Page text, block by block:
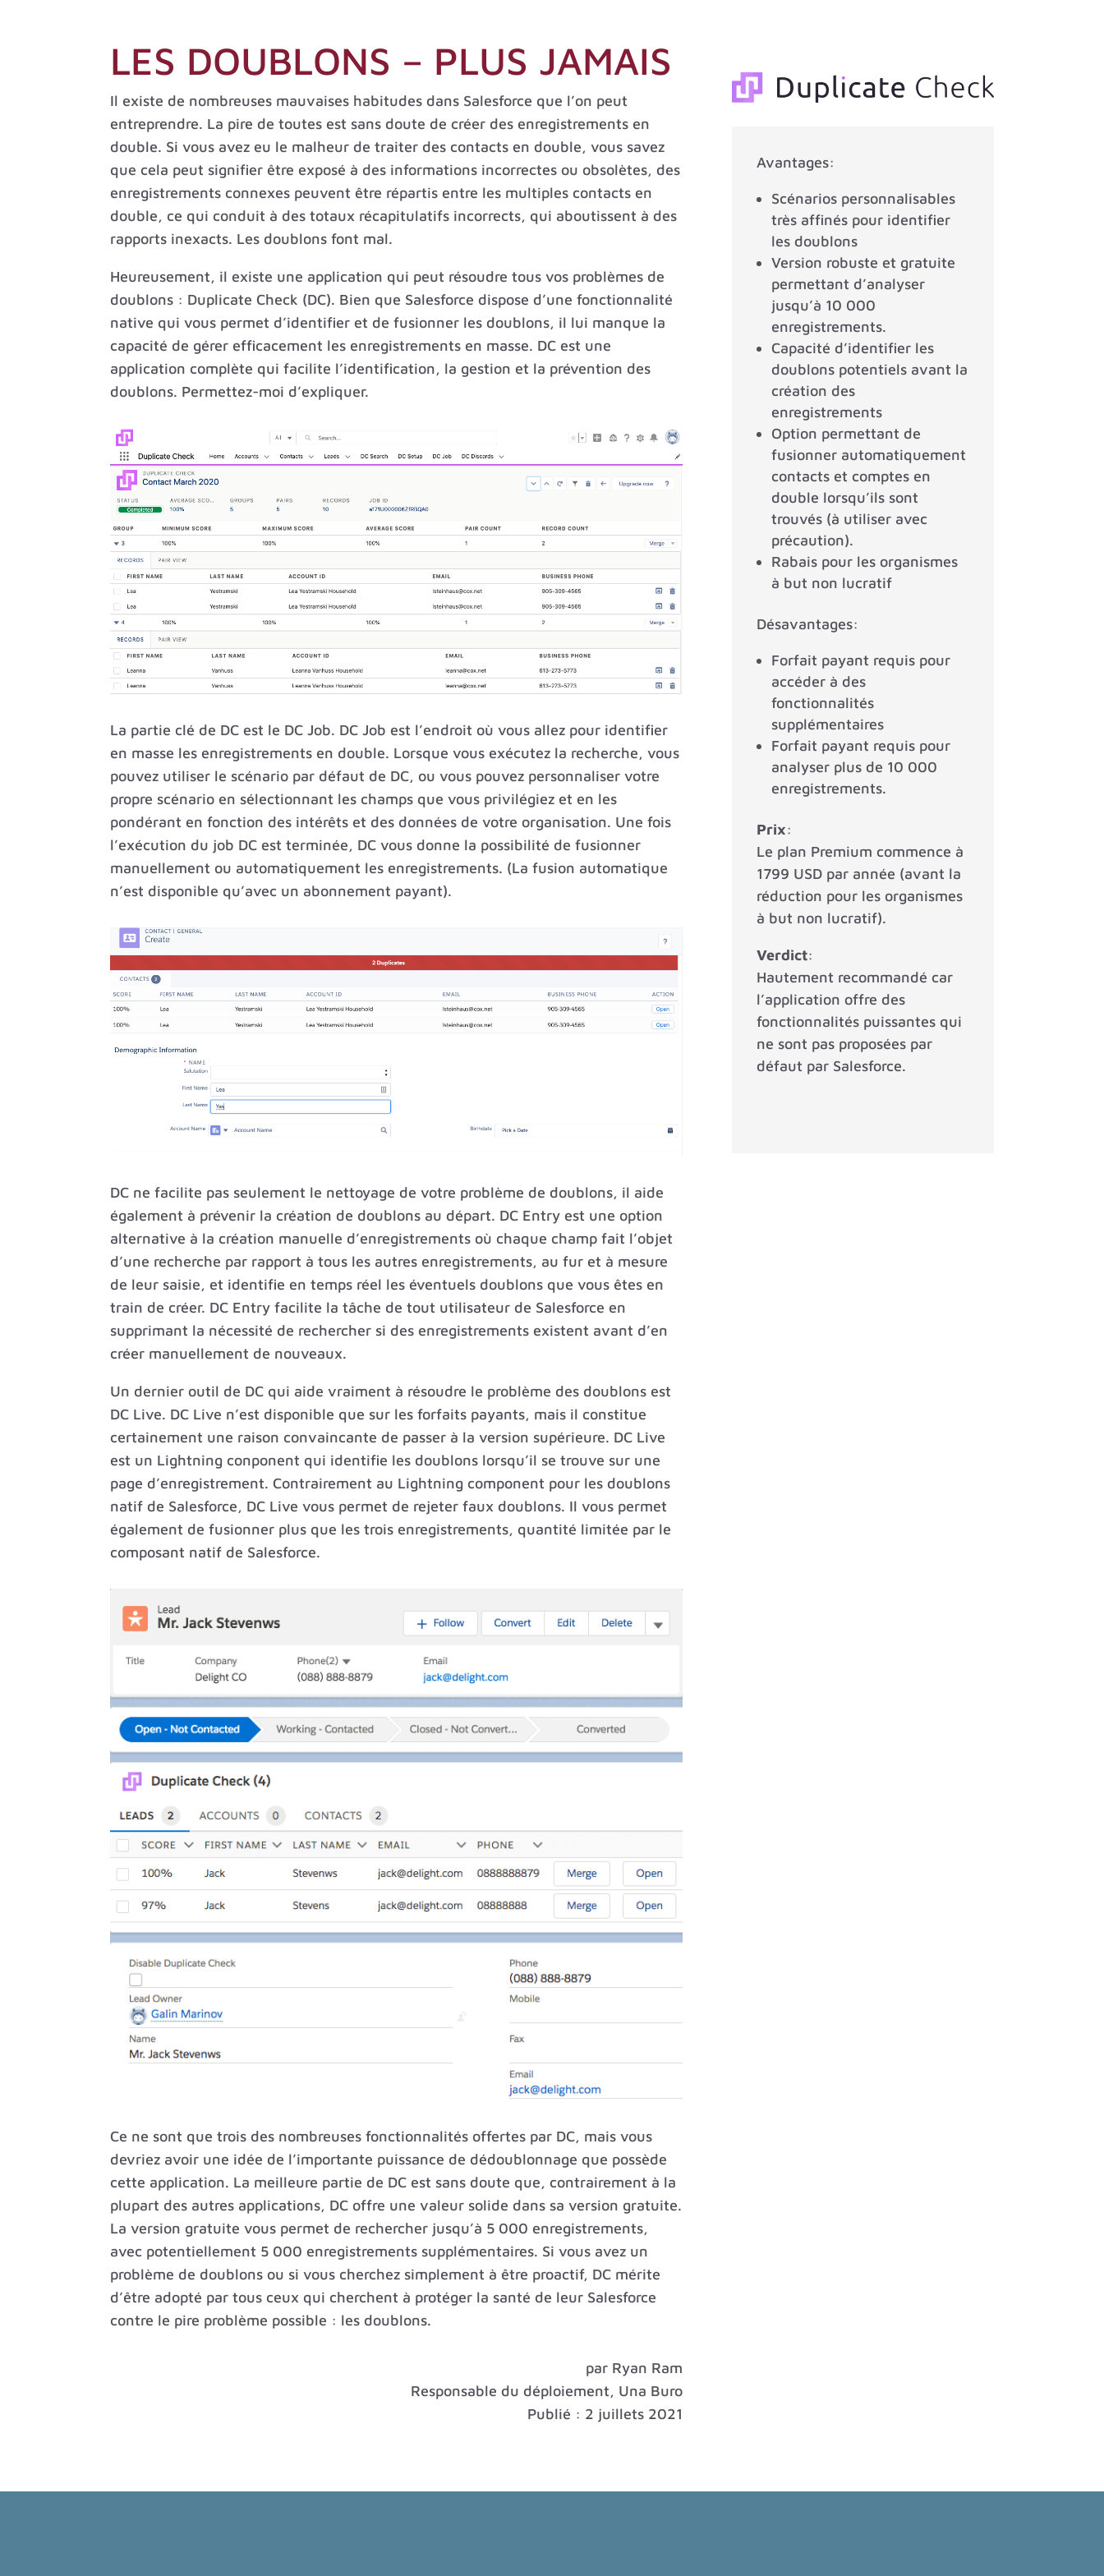
LES DOUBLONS – PLUS JAMAIS
Il existe de nombreuses mauvaises habitudes dans Salesforce que l’on peut
entreprendre. La pire de toutes est sans doute de créer des enregistrements en
double. Si vous avez eu le malheur de traiter des contacts en double, vous savez
que cela peut signifier être exposé à des informations incorrectes ou obsolètes, des
enregistrements connexes peuvent être répartis entre les multiples contacts en
double, ce qui conduit à des totaux récapitulatifs incorrects, qui aboutissent à des
rapports inexacts. Les doublons font mal.
Heureusement, il existe une application qui peut résoudre tous vos problèmes de
doublons : Duplicate Check (DC). Bien que Salesforce dispose d’une fonctionnalité
native qui vous permet d’identifier et de fusionner les doublons, il lui manque la
capacité de gérer efficacement les enregistrements en masse. DC est une
application complète qui facilite l’identification, la gestion et la prévention des
doublons. Permettez-moi d’expliquer.
La partie clé de DC est le DC Job. DC Job est l’endroit où vous allez pour identifier
en masse les enregistrements en double. Lorsque vous exécutez la recherche, vous
pouvez utiliser le scénario par défaut de DC, ou vous pouvez personnaliser votre
propre scénario en sélectionnant les champs que vous privilégiez et en les
pondérant en fonction des intérêts et des données de votre organisation. Une fois
l’exécution du job DC est terminée, DC vous donne la possibilité de fusionner
manuellement ou automatiquement les enregistrements. (La fusion automatique
n’est disponible qu’avec un abonnement payant).
DC ne facilite pas seulement le nettoyage de votre problème de doublons, il aide
également à prévenir la création de doublons au départ. DC Entry est une option
alternative à la création manuelle d’enregistrements où chaque champ fait l’objet
d’une recherche par rapport à tous les autres enregistrements, au fur et à mesure
de leur saisie, et identifie en temps réel les éventuels doublons que vous êtes en
train de créer. DC Entry facilite la tâche de tout utilisateur de Salesforce en
supprimant la nécessité de rechercher si des enregistrements existent avant d’en
créer manuellement de nouveaux.
Un dernier outil de DC qui aide vraiment à résoudre le problème des doublons est
DC Live. DC Live n’est disponible que sur les forfaits payants, mais il constitue
certainement une raison convaincante de passer à la version supérieure. DC Live
est un Lightning conponent qui identifie les doublons lorsqu’il se trouve sur une
page d’enregistrement. Contrairement au Lightning component pour les doublons
natif de Salesforce, DC Live vous permet de rejeter faux doublons. Il vous permet
également de fusionner plus que les trois enregistrements, quantité limitée par le
composant natif de Salesforce.
Ce ne sont que trois des nombreuses fonctionnalités offertes par DC, mais vous
devriez avoir une idée de l’importante puissance de dédoublonnage que possède
cette application. La meilleure partie de DC est sans doute que, contrairement à la
plupart des autres applications, DC offre une valeur solide dans sa version gratuite.
La version gratuite vous permet de rechercher jusqu’à 5 000 enregistrements,
avec potentiellement 5 000 enregistrements supplémentaires. Si vous avez un
problème de doublons ou si vous cherchez simplement à être proactif, DC mérite
d’être adopté par tous ceux qui cherchent à protéger la santé de leur Salesforce
contre le pire problème possible : les doublons.
par Ryan Ram
Responsable du déploiement, Una Buro
Publié : 2 juillets 2021
Avantages:
Scénarios personnalisables
très affinés pour identifier
les doublons
Version robuste et gratuite
permettant d’analyser
jusqu’à 10 000
enregistrements.
Capacité d’identifier les
doublons potentiels avant la
création des
enregistrements
Option permettant de
fusionner automatiquement
contacts et comptes en
double lorsqu’ils sont
trouvés (à utiliser avec
précaution).
Rabais pour les organismes
à but non lucratif
Désavantages:
Forfait payant requis pour
accéder à des
fonctionnalités
supplémentaires
Forfait payant requis pour
analyser plus de 10 000
enregistrements.
Prix:
Le plan Premium commence à
1799 USD par année (avant la
réduction pour les organismes
à but non lucratif).
Verdict:
Hautement recommandé car
l’application offre des
fonctionnalités puissantes qui
ne sont pas proposées par
défaut par Salesforce.